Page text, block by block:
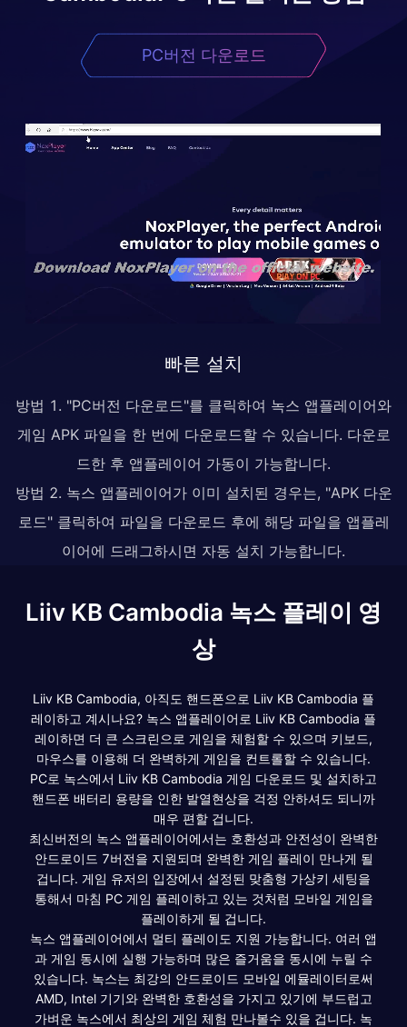
PC버전 다운로드
빠른 설치
방법 1. "PC버전 다운로드"를 클릭하여 녹스 앱플레이어와
게임 APK 파일을 한 번에 다운로드할 수 있습니다. 다운로
드한 후 앱플레이어 가동이 가능합니다.
방법 2. 녹스 앱플레이어가 이미 설치된 경우는, "APK 다운
로드" 클릭하여 파일을 다운로드 후에 해당 파일을 앱플레
이어에 드래그하시면 자동 설치 가능합니다.
Liiv KB Cambodia 녹스 플레이 영
상
Liiv KB Cambodia, 아직도 핸드폰으로 Liiv KB Cambodia 플
레이하고 계시나요? 녹스 앱플레이어로 Liiv KB Cambodia 플
레이하면 더 큰 스크린으로 게임을 체험할 수 있으며 키보드,
마우스를 이용해 더 완벽하게 게임을 컨트롤할 수 있습니다.
PC로 녹스에서 Liiv KB Cambodia 게임 다운로드 및 설치하고
핸드폰 배터리 용량을 인한 발열현상을 걱정 안하셔도 되니까
매우 편할 겁니다.
최신버전의 녹스 앱플레이어에서는 호환성과 안전성이 완벽한
안드로이드 7버전을 지원되며 완벽한 게임 플레이 만나게 될
겁니다. 게임 유저의 입장에서 설정된 맞춤형 가상키 세팅을
통해서 마침 PC 게임 플레이하고 있는 것처럼 모바일 게임을
플레이하게 될 겁니다.
녹스 앱플레이어에서 멀티 플레이도 지원 가능합니다. 여러 앱
과 게임 동시에 실행 가능하며 많은 즐거움을 동시에 누릴 수
있습니다. 녹스는 최강의 안드로이드 모바일 에뮬레이터로써
AMD, Intel 기기와 완벽한 호환성을 가지고 있기에 부드럽고
가벼운 녹스에서 최상의 게임 체험 만나볼수 있을 겁니다. 녹